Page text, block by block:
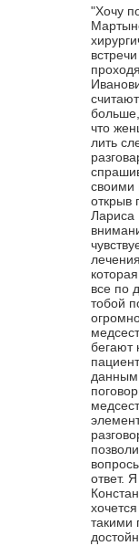
"Хочу
что
лить
своими
открыв
Лариса
все по
тобой
бегают
данным
ответ.
такими